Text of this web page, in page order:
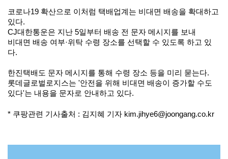
코로나19 확산으로 이처럼 택배업계는 비대면 배송을 확대하고
있다.
CJ대한통운은 지난 5일부터 배송 전 문자 메시지를 보내
비대면 배송 여부·위탁 수령 장소를 선택할 수 있도록 하고 있
다.
한진택배도 문자 메시지를 통해 수령 장소 등을 미리 묻는다.
롯데글로벌로지스는 '안전을 위해 비대면 배송이 증가할 수도
있다'는 내용을 문자로 안내하고 있다.
* 쿠팡관련 기사출처 : 김지혜 기자 kim.jihye6@joongang.co.kr